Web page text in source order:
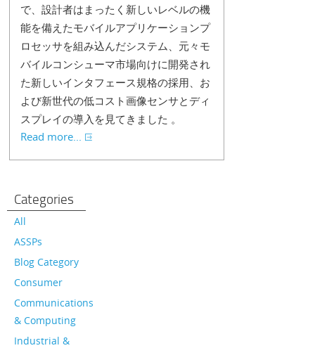
で、設計者はまったく新しいレベルの機
能を備えたモバイルアプリケーションプ
ロセッサを組み込んだシステム、元々モ
バイルコンシューマ市場向けに開発され
た新しいインタフェース規格の採用、お
よび新世代の低コスト画像センサとディ
スプレイの導入を見てきました 。
Read more...
Categories
All
ASSPs
Blog Category
Consumer
Communications
& Computing
Industrial &